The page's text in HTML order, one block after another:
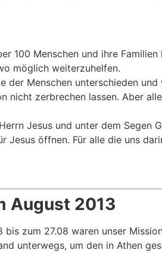
100 Menschen und ihre
möglich weiterzuhelfen.
der Menschen unterschieden
nicht zerbrechen lassen. Aber
Jesus und unter dem Segen
Jesus öffnen. Für alle die uns
August 2013
bis zum 27.08 waren unser
unterwegs, um den in Athen